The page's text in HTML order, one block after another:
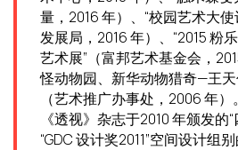
量，2016 年）、“校园艺术大
发展局，2016 年）、“2015 粉
艺术展”（富邦艺术基金会，
怪动物园、新华动物猎奇—王天
（艺术推广办事处，2006 年
《透视》杂志于2010 年颁发的
“GDC 设计奖2011”空间设计组